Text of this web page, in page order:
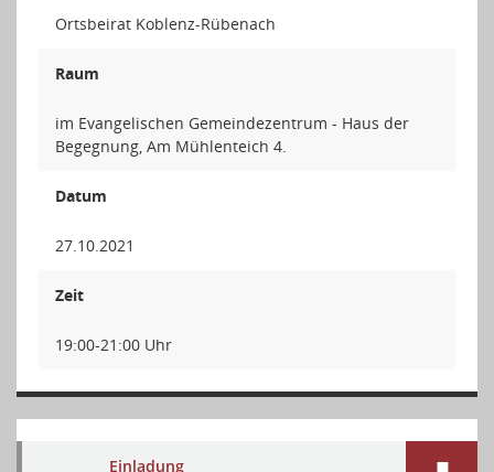
Ortsbeirat Koblenz-Rübenach
Raum
im Evangelischen Gemeindezentrum - Haus der
Begegnung, Am Mühlenteich 4.
Datum
27.10.2021
Zeit
19:00-21:00 Uhr
Einladung